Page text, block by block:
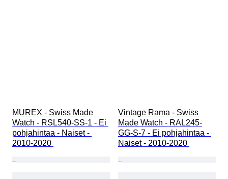
MUREX - Swiss Made
Watch - RSL540-SS-1 - Ei
pohjahintaa - Naiset -
2010-2020
Vintage Rama - Swiss
Made Watch - RAL245-
GG-S-7 - Ei pohjahintaa -
Naiset - 2010-2020